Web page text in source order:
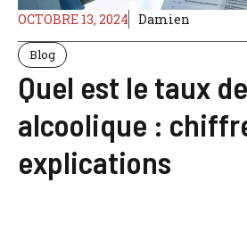
OCTOBRE 13, 2024 Damien
Blog
Quel est le taux
alcoolique :
explications